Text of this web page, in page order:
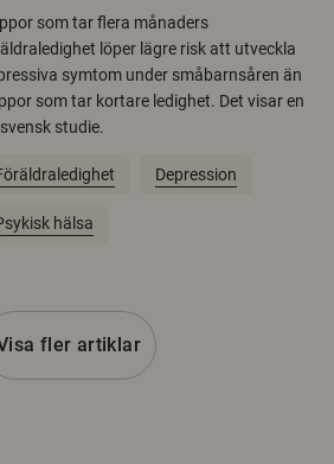
som tar flera månaders
löper lägre risk att utveckla
symtom under småbarnsåren än
som tar kortare ledighet. Det visar en
studie.
Depression
hälsa
fler artiklar